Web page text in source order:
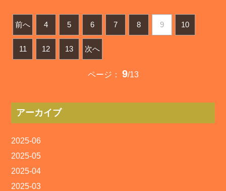
前へ 4 5 6 7 8 9 10
11 12 13 次へ
ページ： 9/13
アーカイブ
2025-06
2025-05
2025-04
2025-03